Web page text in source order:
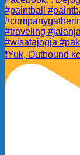
❗️Yuk, Outbound